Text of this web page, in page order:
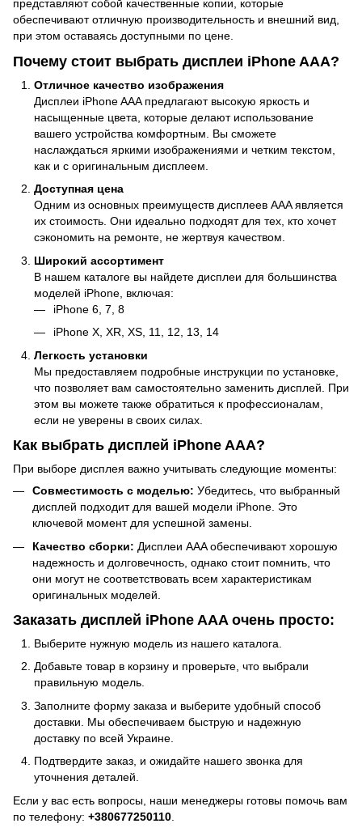
представляют собой качественные копии, которые
обеспечивают отличную производительность и внешний вид,
при этом оставаясь доступными по цене.
Почему стоит выбрать дисплеи iPhone AAA?
Отличное качество изображения
Дисплеи iPhone AAA предлагают высокую яркость и
насыщенные цвета, которые делают использование
вашего устройства комфортным. Вы сможете
наслаждаться яркими изображениями и четким текстом,
как и с оригинальным дисплеем.
Доступная цена
Одним из основных преимуществ дисплеев AAA является
их стоимость. Они идеально подходят для тех, кто хочет
сэкономить на ремонте, не жертвуя качеством.
Широкий ассортимент
В нашем каталоге вы найдете дисплеи для большинства
моделей iPhone, включая:
iPhone 6, 7, 8
iPhone X, XR, XS, 11, 12, 13, 14
Легкость установки
Мы предоставляем подробные инструкции по установке,
что позволяет вам самостоятельно заменить дисплей. При
этом вы можете также обратиться к профессионалам,
если не уверены в своих силах.
Как выбрать дисплей iPhone AAA?
При выборе дисплея важно учитывать следующие моменты:
Совместимость с моделью: Убедитесь, что выбранный
дисплей подходит для вашей модели iPhone. Это
ключевой момент для успешной замены.
Качество сборки: Дисплеи AAA обеспечивают хорошую
надежность и долговечность, однако стоит помнить, что
они могут не соответствовать всем характеристикам
оригинальных моделей.
Заказать дисплей iPhone AAA очень просто:
Выберите нужную модель из нашего каталога.
Добавьте товар в корзину и проверьте, что выбрали
правильную модель.
Заполните форму заказа и выберите удобный способ
доставки. Мы обеспечиваем быструю и надежную
доставку по всей Украине.
Подтвердите заказ, и ожидайте нашего звонка для
уточнения деталей.
Если у вас есть вопросы, наши менеджеры готовы помочь вам
по телефону: +380677250110